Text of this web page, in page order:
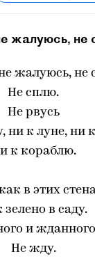
жалуюсь, не
жалуюсь, не
Не сплю.
Не рвусь
ни к луне, ни
к кораблю.
в этих
зелено в саду.
и
Не жду.